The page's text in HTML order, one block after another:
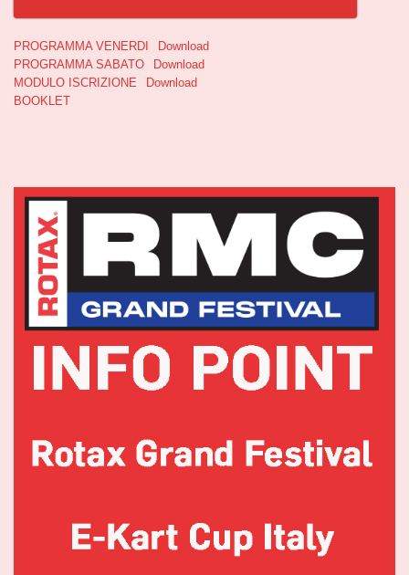
PROGRAMMA VENERDI
Download
PROGRAMMA SABATO
Download
MODULO ISCRIZIONE
Download
BOOKLET